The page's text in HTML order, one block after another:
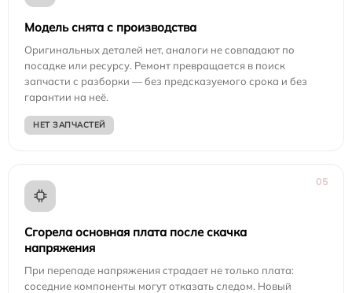
Модель снята с производства
Оригинальных деталей нет, аналоги не совпадают по
посадке или ресурсу. Ремонт превращается в поиск
запчасти с разборки — без предсказуемого срока и без
гарантии на неё.
НЕТ ЗАПЧАСТЕЙ
05
Сгорела основная плата после скачка
напряжения
При перепаде напряжения страдает не только плата:
соседние компоненты могут отказать следом. Новый